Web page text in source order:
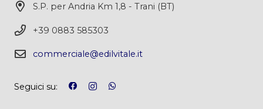
S.P. per Andria Km 1,8 - Trani (BT)
+39 0883 585303
commerciale@edilvitale.it
Seguici su: